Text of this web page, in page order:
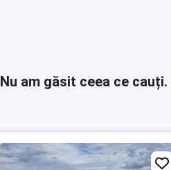
Nu am găsit ceea ce cauți.